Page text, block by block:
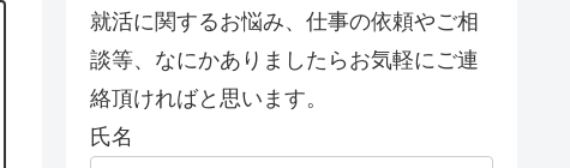
就活に関するお悩み、仕事の依頼やご相
談等、なにかありましたらお気軽にご連
絡頂ければと思います。
氏名